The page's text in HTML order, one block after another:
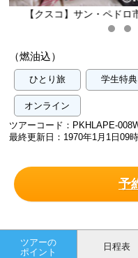
【
（燃油込）
ひとり旅 学生特典
オンライン
ツアーコード：PKHLAPE-
最終更新日：1970年1月1日09
予
ツアーの
ポイント
日程表